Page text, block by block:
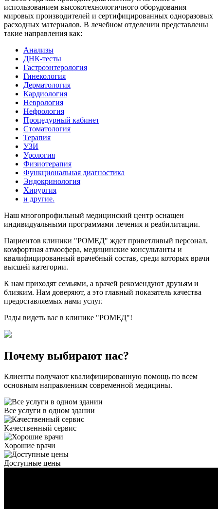
использованием высокотехнологичного оборудования
мировых производителей и сертифицированных одноразовых
расходных материалов. В лечебном отделении представлены
такие направления как:
Анализы
ДНК-тесты
Гастроэнтерология
Гинекология
Дерматология
Кардиология
Неврология
Нефрология
Процедурный кабинет
Стоматология
Терапия
УЗИ
Урология
Физиотерапия
Функциональная диагностика
Эндокринология
Хирургия
и другие.
Наш многопрофильный медицинский центр оснащен
индивидуальными программами лечения и реабилитации.
Пациентов клиники "РОМЕД" ждет приветливый персонал,
комфортная атмосфера, медицинские консультанты и
квалифицированный врачебный состав, среди которых врачи
высшей категории.
К нам приходят семьями, а врачей рекомендуют друзьям и
близким. Нам доверяют, а это главный показатель качества
предоставляемых нами услуг.
Рады видеть вас в клинике "РОМЕД"!
Почему выбирают нас?
Клиенты получают квалифицированную помощь по всем
основным направлениям современной медицины.
Все услуги в одном здании
Качественный сервис
Хорошие врачи
Доступные цены